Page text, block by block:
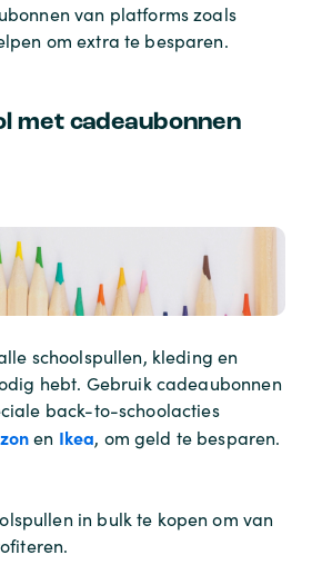
van platforms zoals
om extra te besparen.
met cadeaubonnen
schoolspullen, kleding en
hebt. Gebruik cadeaubonnen
back-to-schoolacties
en Ikea, om geld te besparen.
in bulk te kopen om van